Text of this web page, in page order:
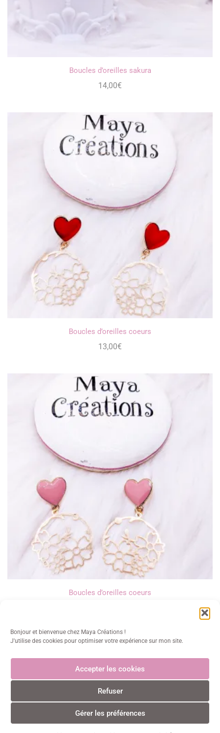
Bonjour et bienvenue chez Maya Créations !
J'utilise des cookies pour optimiser votre expérience sur mon site.
Accepter les cookies
Refuser
Gérer les préférences
Boucles d’oreilles sakura
14,00€
Boucles d’oreilles coeurs
13,00€
Boucles d’oreilles coeurs
Maya Créations
info@mayacreations.fr CGU•CGV•Politique de confidentialité•Politique des
Mentions légales© Maya Créations • Tous droits réservés • 2024
Paiements CB sécurisés et certifiés 3D Secure avec Stripe
0 0